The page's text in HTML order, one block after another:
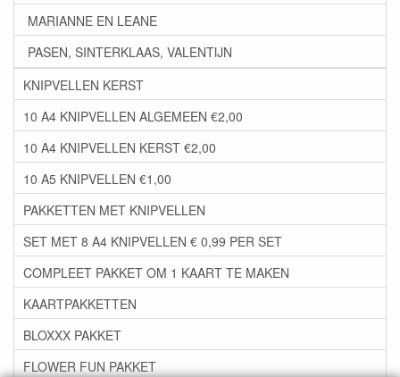
MARIANNE EN LEANE
PASEN, SINTERKLAAS, VALENTIJN
KNIPVELLEN KERST
10 A4 KNIPVELLEN ALGEMEEN €2,00
10 A4 KNIPVELLEN KERST €2,00
10 A5 KNIPVELLEN €1,00
PAKKETTEN MET KNIPVELLEN
SET MET 8 A4 KNIPVELLEN € 0,99 PER SET
COMPLEET PAKKET OM 1 KAART TE MAKEN
KAARTPAKKETTEN
BLOXXX PAKKET
FLOWER FUN PAKKET